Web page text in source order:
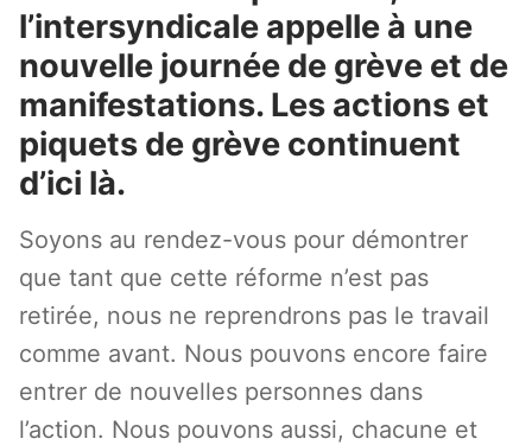
l’intersyndicale appelle à une
nouvelle journée de grève et de
manifestations. Les actions et
piquets de grève continuent
d’ici là.
Soyons au rendez-vous pour démontrer
que tant que cette réforme n’est pas
retirée, nous ne reprendrons pas le travail
comme avant. Nous pouvons encore faire
entrer de nouvelles personnes dans
l’action. Nous pouvons aussi, chacune et